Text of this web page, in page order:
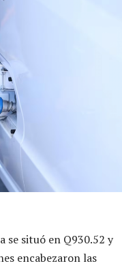
se situó en Q930.52 y
encabezaron las